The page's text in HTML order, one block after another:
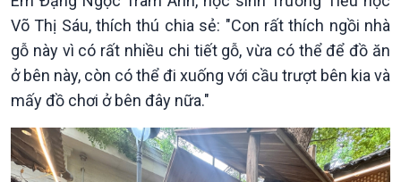
Tin Kinh tế
Trước giờ mở cửa
Dòng chảy Kinh tế
Sức sống hàng Việt
Khởi nghiệp
Tuyên chiến với gian lận
thương mại
Tin Nông nghiệp & Biển
đảo
Mùa vàng
Biển đảo Việt Nam
Tìm hiểu biển, đảo Việt
Nam
Võ Thị Sáu, thích thú chia sẻ: "Con rất thích ngồi nhà
gỗ này vì có rất nhiều chi tiết gỗ, vừa có thể để đồ ăn
ở bên này, còn có thể đi xuống với cầu trượt bên kia và
mấy đồ chơi ở bên đây nữa."